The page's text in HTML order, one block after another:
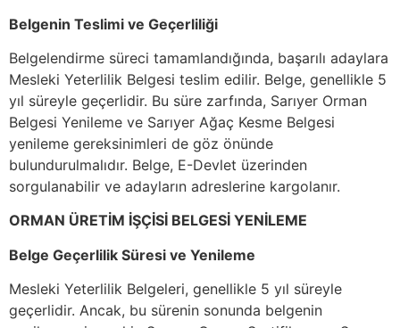
Belgenin Teslimi ve Geçerliliği
Belgelendirme süreci tamamlandığında, başarılı adaylara
Mesleki Yeterlilik Belgesi teslim edilir. Belge, genellikle 5
yıl süreyle geçerlidir. Bu süre zarfında, Sarıyer Orman
Belgesi Yenileme ve Sarıyer Ağaç Kesme Belgesi
yenileme gereksinimleri de göz önünde
bulundurulmalıdır. Belge, E-Devlet üzerinden
sorgulanabilir ve adayların adreslerine kargolanır.
ORMAN ÜRETİM İŞÇİSİ BELGESİ YENİLEME
Belge Geçerlilik Süresi ve Yenileme
Mesleki Yeterlilik Belgeleri, genellikle 5 yıl süreyle
geçerlidir. Ancak, bu sürenin sonunda belgenin